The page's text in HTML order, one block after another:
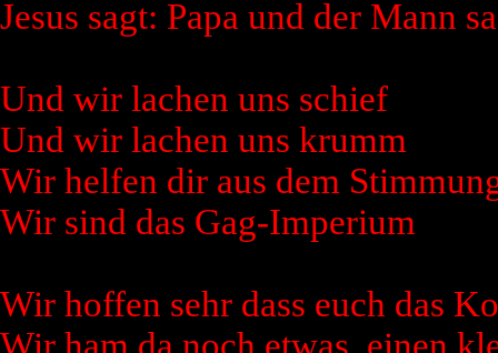
Jesus sagt: Papa und der Mann
Und wir lachen uns schief
Und wir lachen uns krumm
Wir helfen dir aus dem
Wir sind das Gag-Imperium
Wir hoffen sehr dass euch das